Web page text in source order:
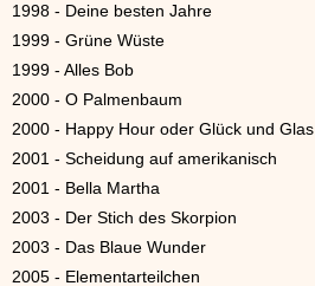
1998 - Deine besten Jahre
1999 - Grüne Wüste
1999 - Alles Bob
2000 - O Palmenbaum
2000 - Happy Hour oder Glück und Glas
2001 - Scheidung auf amerikanisch
2001 - Bella Martha
2003 - Der Stich des Skorpion
2003 - Das Blaue Wunder
2005 - Elementarteilchen